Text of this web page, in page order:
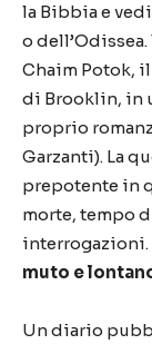
la Bibbia e
o dell’
Chaim Potok,
di Brooklin, in
proprio
Garzanti). La
prepotente in
morte, tempo
interrogazioni.
muto e
Un diario